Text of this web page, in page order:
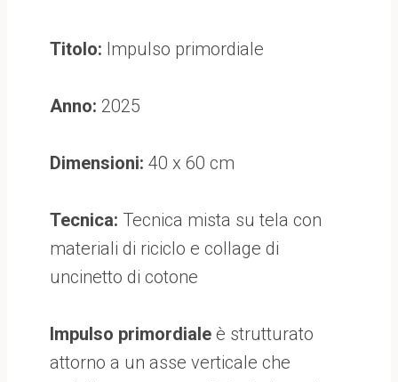
Titolo: Impulso primordiale
Anno: 2025
Dimensioni: 40 x 60 cm
Tecnica: Tecnica mista su tela con
materiali di riciclo e collage di
uncinetto di cotone
Impulso primordiale è strutturato
attorno a un asse verticale che